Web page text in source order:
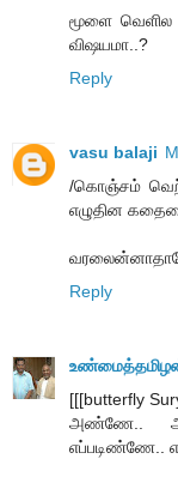
மூளை
விஷயமா..?
Reply
vasu balaji
/கொஞ்சம்
எழுதின
Reply
[[[butterfly
அண்ணே..
எப்படிண்ணே..